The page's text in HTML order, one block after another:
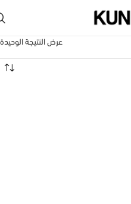
عرض النتيجة الوحيدة